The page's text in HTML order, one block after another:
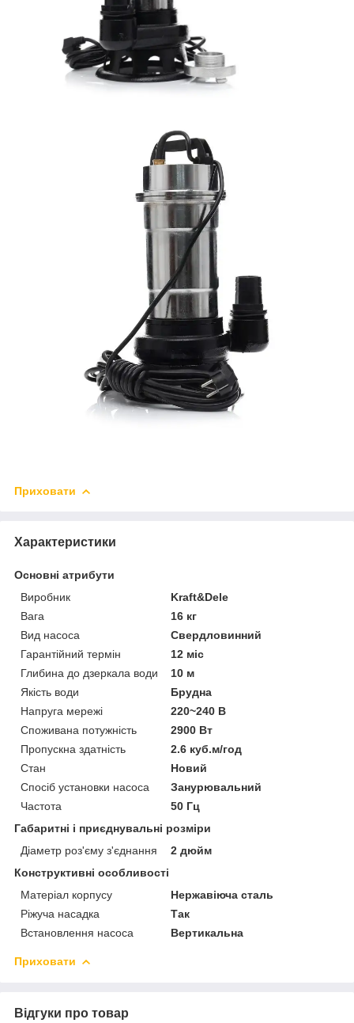
Приховати
Характеристики
Основні атрибути
Виробник
Kraft&Dele
Вага
16 кг
Вид насоса
Свердловинний
Гарантійний термін
12 міс
Глибина до дзеркала води
10 м
Якість води
Брудна
Напруга мережі
220~240 В
Споживана потужність
2900 Вт
Пропускна здатність
2.6 куб.м/год
Стан
Новий
Спосіб установки насоса
Занурювальний
Частота
50 Гц
Габаритні і приєднувальні розміри
Діаметр роз'єму з'єднання
2 дюйм
Конструктивні особливості
Матеріал корпусу
Нержавіюча сталь
Ріжуча насадка
Так
Встановлення насоса
Вертикальна
Приховати
Відгуки про товар